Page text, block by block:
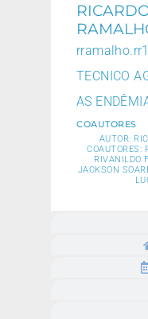
TECNICO
AS
COAUTORES
AUTOR:
COAUTORES:
RIVANILDO
JACKSON